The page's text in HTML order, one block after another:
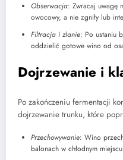
Obserwacja: Zwracaj uwagę
owocowy, a nie zgniły lub
Filtracja i zlanie: Po ustaniu
oddzielić gotowe wino od
Dojrzewanie i
Po zakończeniu fermentacji
dojrzewanie trunku, które
Przechowywanie: Wino
balonach w chłodnym